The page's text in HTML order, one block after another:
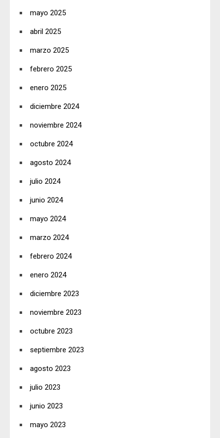
mayo 2025
abril 2025
marzo 2025
febrero 2025
enero 2025
diciembre 2024
noviembre 2024
octubre 2024
agosto 2024
julio 2024
junio 2024
mayo 2024
marzo 2024
febrero 2024
enero 2024
diciembre 2023
noviembre 2023
octubre 2023
septiembre 2023
agosto 2023
julio 2023
junio 2023
mayo 2023